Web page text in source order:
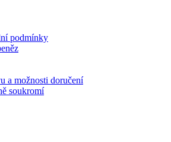
podmínky
a možnosti doručení
soukromí